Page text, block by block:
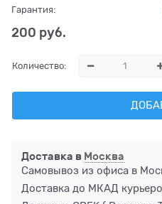
Гарантия:
200 руб.
Количество:
Доставка в Москва
Самовывоз из офиса в
Доставка до МКАД